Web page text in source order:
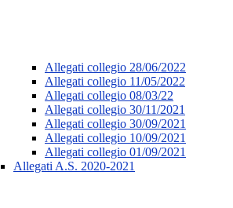
Allegati collegio 28/06/2022
Allegati collegio 11/05/2022
Allegati collegio 08/03/22
Allegati collegio 30/11/2021
Allegati collegio 30/09/2021
Allegati collegio 10/09/2021
Allegati collegio 01/09/2021
Allegati A.S. 2020-2021